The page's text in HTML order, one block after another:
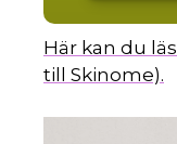
Här kan du
till Skinome).